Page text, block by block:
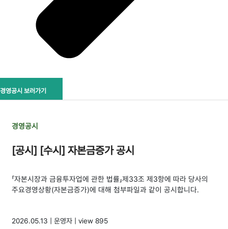
경영공시 보러가기
경영공시
[공시] [수시] 자본금증가 공시
「자본시장과 금융투자업에 관한 법률」제33조 제3항에 따라 당사의
주요경영상황(자본금증가)에 대해 첨부파일과 같이 공시합니다.
2026.05.13 | 운영자 | view 895